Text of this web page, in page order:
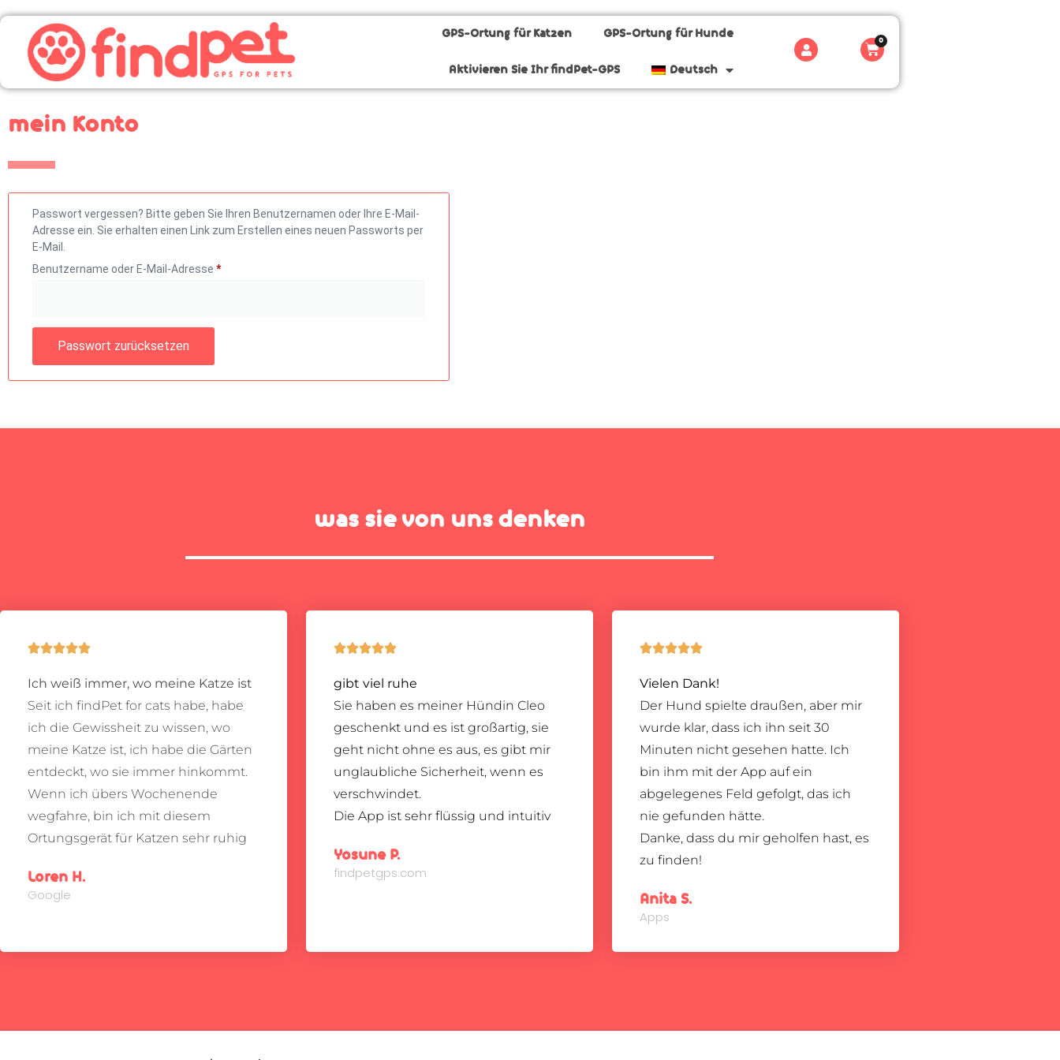
GPS-Ortung für Katzen GPS-Ortung für Hunde
Aktivieren Sie Ihr findPet-GPS Deutsch
0
mein Konto
Passwort vergessen? Bitte geben Sie Ihren Benutzernamen oder Ihre E-Mail-
Adresse ein. Sie erhalten einen Link zum Erstellen eines neuen Passworts per
E-Mail.
Benutzername oder E-Mail-Adresse *
Passwort zurücksetzen
was sie von uns denken

Ich weiß immer, wo meine Katze ist
Seit ich findPet for cats habe, habe
ich die Gewissheit zu wissen, wo
meine Katze ist, ich habe die Gärten
entdeckt, wo sie immer hinkommt.
Wenn ich übers Wochenende
wegfahre, bin ich mit diesem
Ortungsgerät für Katzen sehr ruhig
Loren H.
Google

gibt viel ruhe
Sie haben es meiner Hündin Cleo
geschenkt und es ist großartig, sie
geht nicht ohne es aus, es gibt mir
unglaubliche Sicherheit, wenn es
verschwindet.
Die App ist sehr flüssig und intuitiv
Yosune P.
findpetgps.com

Vielen Dank!
Der Hund spielte draußen, aber mir
wurde klar, dass ich ihn seit 30
Minuten nicht gesehen hatte. Ich
bin ihm mit der App auf ein
abgelegenes Feld gefolgt, das ich
nie gefunden hätte.
Danke, dass du mir geholfen hast, es
zu finden!
Anita S.
Apps